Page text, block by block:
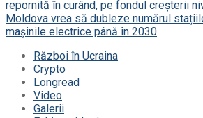
repornită în curând, pe fondul creșterii
Moldova vrea să dubleze numărul
mașinile electrice până în 2030
Război în Ucraina
Crypto
Longread
Video
Galerii